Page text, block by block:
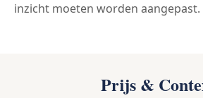
inzicht moeten worden aangepast.
Prijs &